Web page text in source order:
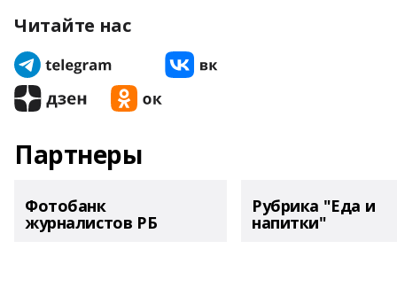
Читайте нас
Партнеры
Фотобанк
журналистов РБ
Рубрика "Еда и
напитки"